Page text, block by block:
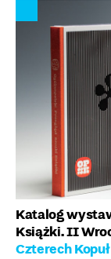
Katalog
Książki. II
Czterech Kopuł